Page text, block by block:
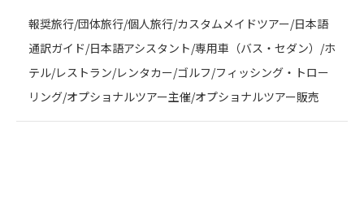
報奨旅行/団体旅行/個人旅行/カスタムメイドツアー/日本語
通訳ガイド/日本語アシスタント/専用車（バス・セダン）/ホ
テル/レストラン/レンタカー/ゴルフ/フィッシング・トロー
リング/オプショナルツアー主催/オプショナルツアー販売